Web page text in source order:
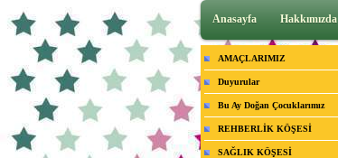
Anasayfa Hakkımızda
AMAÇLARIMIZ
Duyurular
Bu Ay Doğan Çocuklarımız
REHBERLİK KÖŞESİ
SAĞLIK KÖŞESİ